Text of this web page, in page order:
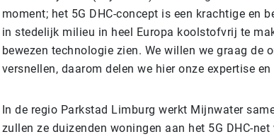
moment; het 5G DHC-concept is een krachtige en
in stedelijk milieu in heel Europa koolstofvrij te
bewezen technologie zien. We willen we graag de
versnellen, daarom delen we hier onze expertise en
In de regio Parkstad Limburg werkt Mijnwater
zullen ze duizenden woningen aan het 5G DHC-